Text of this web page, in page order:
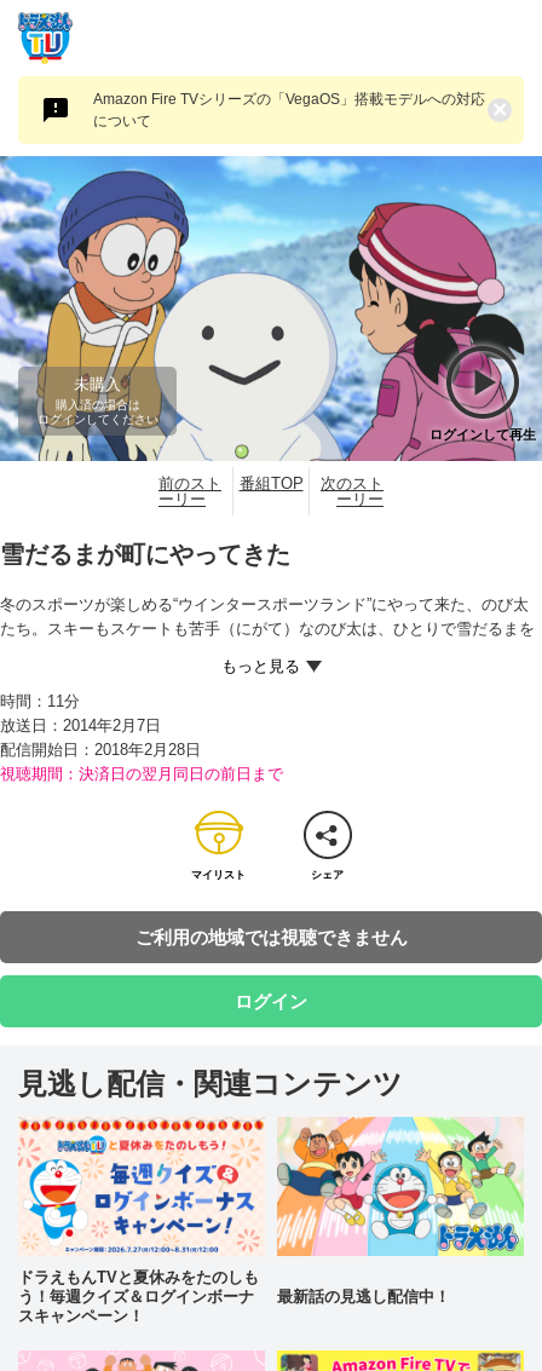
Amazon Fire TVシリーズの「VegaOS」搭載モデルへの対応
について
×
未購入
購入済の場合は
ログインしてください
ログインして再生
前のスト
ーリー
番組TOP
次のスト
ーリー
雪だるまが町にやってきた
冬のスポーツが楽しめる“ウインタースポーツランド”にやって来た、のび太
たち。スキーもスケートも苦手（にがて）なのび太は、ひとりで雪だるまを
「雪だるまとあそびたい」と、ドラえもんにたのみこむ。そこでドラえもん
が取りだしたのは、『ロボッター』。動かないモノにつけると、なんでもロ
ボットになるという、ひみつ道具だった！ さっそくロボッターをひとつぶつ
けてみると、雪だるまがうれしそうに動きだしたから、のび太は大よろこ
び！“ユキ太”という名前をつけて、いっしょにあそんで楽しい時間をすご
かれて家に帰ってきたのび太。しかしその夜、のび太の町に巨大な雪だるま
時間： 11分
放送日：2014年2月7日
配信開始日： 2018年2月28日
視聴期間：決済日の翌月同日の前日まで
マイリスト シェア
ご利用の地域では視聴できません
ログイン
見逃し配信・関連コンテンツ
ドラえもんTVと夏休みをたのしも
う！毎週クイズ＆ログインボーナ
スキャンペーン！
最新話の見逃し配信中！